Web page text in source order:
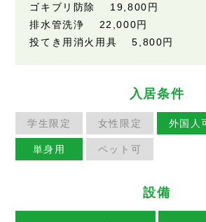
ゴキブリ防除 19,800円
排水管洗浄 22,000円
投てき用消火用具 5,800円
入居条件
学生限定 女性限定 外国人
単身用 ペット可
設備